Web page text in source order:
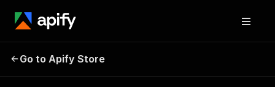
Statut Titre De
Go to Apify Store